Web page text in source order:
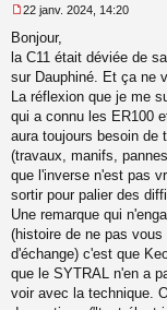
e
s
g
e
n
o
u
22 janv. 2024, 14:20
Bonjour,
la C11 était déviée de
sur Dauphiné. Et ça ne
La réflexion que je me
qui a connu les ER100
aura toujours besoin de
(travaux, manifs,
que l'inverse n'est pas
sortir pour palier des
Une remarque qui
(histoire de ne pas
d'échange) c'est que
que le SYTRAL n'en a
voir avec la technique.